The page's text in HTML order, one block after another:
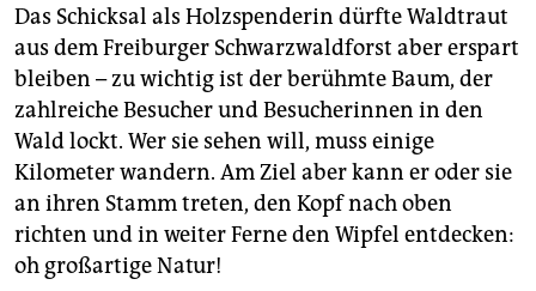
Das Schicksal als Holzspenderin dürfte Waldtraut
aus dem Freiburger Schwarzwaldforst aber erspart
bleiben – zu wichtig ist der berühmte Baum, der
zahlreiche Besucher und Besucherinnen in den
Wald lockt. Wer sie sehen will, muss einige
Kilometer wandern. Am Ziel aber kann er oder sie
an ihren Stamm treten, den Kopf nach oben
richten und in weiter Ferne den Wipfel entdecken:
oh großartige Natur!